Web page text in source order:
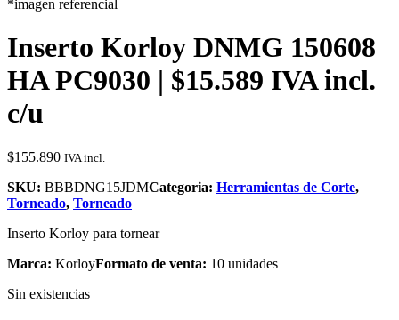
*imagen referencial
Inserto Korloy DNMG 150608
HA PC9030 | $15.589 IVA incl.
c/u
$155.890 IVA incl.
SKU: BBBDNG15JDMCategoria: Herramientas de Corte,
Torneado, Torneado
Inserto Korloy para tornear
Marca: KorloyFormato de venta: 10 unidades
Sin existencias